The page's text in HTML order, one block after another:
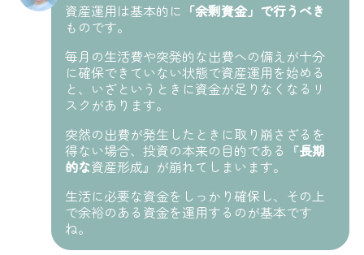
資産運用は基本的に 「余剰資金」で行うべき
ものです。
毎月の生活費や突発的な出費への備えが十分
に確保できていない状態で資産運用を始める
と、いざというときに資金が足りなくなるリ
スクがあります。
突然の出費が発生したときに取り崩さざるを
得ない場合、投資の本来の目的である『長期
的な資産形成』が崩れてしまいます。
生活に必要な資金をしっかり確保し、その上
で余裕のある資金を運用するのが基本です
ね。